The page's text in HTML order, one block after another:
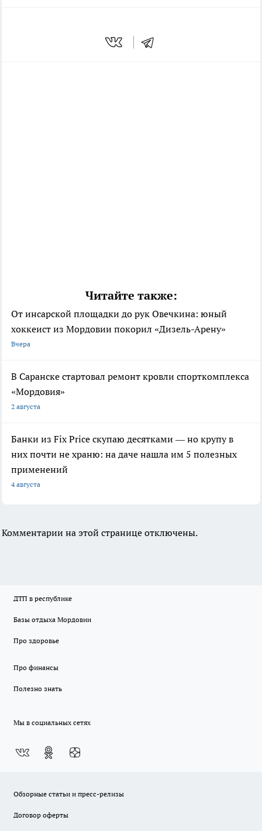
Читайте также:
От инсарской площадки до рук Овечкина: юный
хоккеист из Мордовии покорил «Дизель-Арену»
Вчера
В Саранске стартовал ремонт кровли спорткомплекса
«Мордовия»
2 августа
Банки из Fix Price скупаю десятками — но крупу в
них почти не храню: на даче нашла им 5 полезных
применений
4 августа
Комментарии на этой странице отключены.
ДТП в республике
Базы отдыха Мордовии
Про здоровье
Про финансы
Полезно знать
Мы в социальных сетях
Обзорные статьи и пресс-релизы
Договор оферты